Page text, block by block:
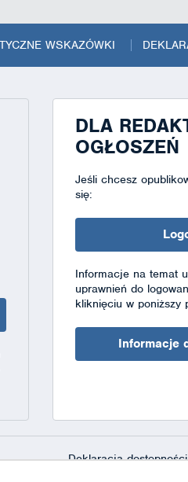
WSKAZÓWKI
DLA
OGŁOSZEŃ
Jeśli chcesz
się:
Informacje na temat
uprawnień do
kliknięciu w poniższy
Informacje
Deklaracja